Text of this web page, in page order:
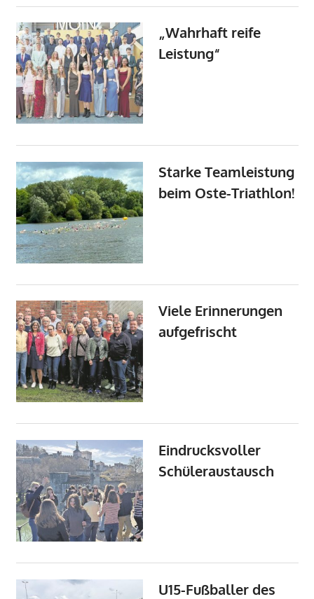
„Wahrhaft reife
Leistung“
Starke Teamleistung
beim Oste-Triathlon!
Viele Erinnerungen
aufgefrischt
Eindrucksvoller
Schüleraustausch
U15-Fußballer des